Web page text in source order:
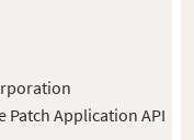
Patch Application API